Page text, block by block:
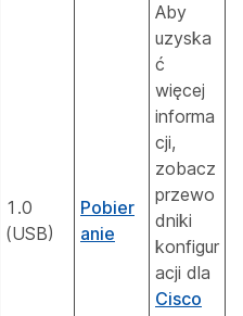
1.0
(USB)
Pobier
anie
Aby
uzyska
ć
więcej
informa
cji,
zobacz
przewo
dniki
konfigur
acji dla
Cisco